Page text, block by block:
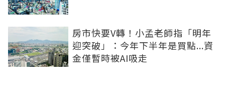
房市快要V轉！小孟老師指「明年
迎突破」：今年下半年是買點...資
金僅暫時被AI吸走